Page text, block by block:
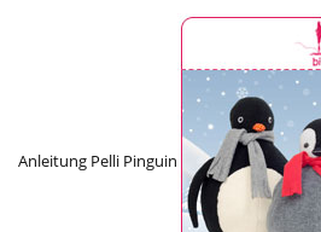
Anleitung Pelli Pinguin